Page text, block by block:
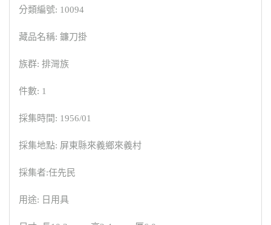
分類編號: 10094
藏品名稱: 鐮刀掛
族群: 排灣族
件數: 1
採集時間: 1956/01
採集地點: 屏東縣來義鄉來義村
採集者:任先民
用途: 日用具